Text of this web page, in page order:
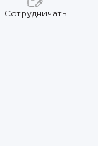
Сотрудничать